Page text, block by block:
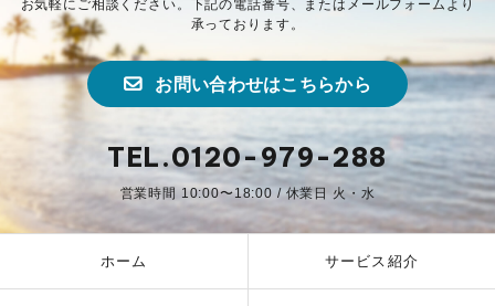
お気軽にご相談ください。下記の電話番号、またはメールフォームより
承っております。
お問い合わせはこちらから
TEL.0120-979-288
営業時間 10:00〜18:00 / 休業日 火・水
ホーム サービス紹介